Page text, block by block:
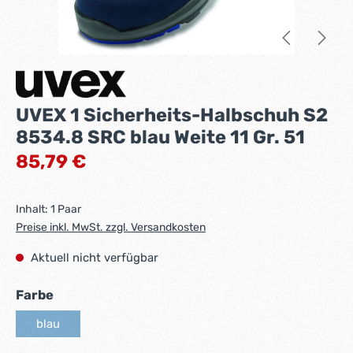
UVEX 1 Sicherheits-Halbschuh S2
8534.8 SRC blau Weite 11 Gr. 51
Regulärer Preis:
85,79 €
Inhalt: 1 Paar
Preise inkl. MwSt. zzgl. Versandkosten
Aktuell nicht verfügbar
Farbeauswählen
blau